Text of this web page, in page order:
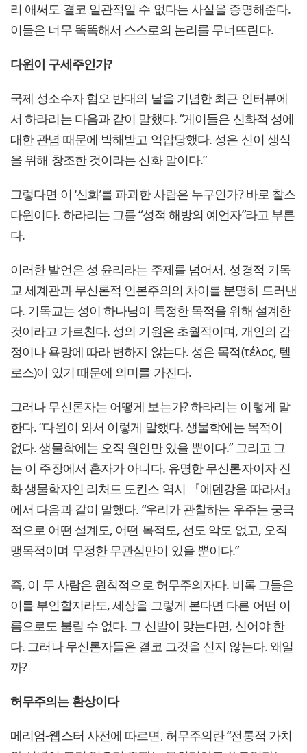
리 애써도 결코 일관적일 수 없다는 사실을 증명해준다.
이들은 너무 똑똑해서 스스로의 논리를 무너뜨린다.
다윈이 구세주인가?
국제 성소수자 혐오 반대의 날을 기념한 최근 인터뷰에
서 하라리는 다음과 같이 말했다. “게이들은 신화적 성에
대한 관념 때문에 박해받고 억압당했다. 성은 신이 생식
을 위해 창조한 것이라는 신화 말이다.”
그렇다면 이 ‘신화’를 파괴한 사람은 누구인가? 바로 찰스
다윈이다. 하라리는 그를 “성적 해방의 예언자”라고 부른
다.
이러한 발언은 성 윤리라는 주제를 넘어서, 성경적 기독
교 세계관과 무신론적 인본주의의 차이를 분명히 드러낸
다. 기독교는 성이 하나님이 특정한 목적을 위해 설계한
것이라고 가르친다. 성의 기원은 초월적이며, 개인의 감
정이나 욕망에 따라 변하지 않는다. 성은 목적(τέλος, 텔
로스)이 있기 때문에 의미를 가진다.
그러나 무신론자는 어떻게 보는가? 하라리는 이렇게 말
한다. “다윈이 와서 이렇게 말했다. 생물학에는 목적이
없다. 생물학에는 오직 원인만 있을 뿐이다.” 그리고 그
는 이 주장에서 혼자가 아니다. 유명한 무신론자이자 진
화 생물학자인 리처드 도킨스 역시 『에덴강을 따라서』
에서 다음과 같이 말했다. “우리가 관찰하는 우주는 궁극
적으로 어떤 설계도, 어떤 목적도, 선도 악도 없고, 오직
맹목적이며 무정한 무관심만이 있을 뿐이다.”
즉, 이 두 사람은 원칙적으로 허무주의자다. 비록 그들은
이를 부인할지라도, 세상을 그렇게 본다면 다른 어떤 이
름으로도 불릴 수 없다. 그 신발이 맞는다면, 신어야 한
다. 그러나 무신론자들은 결코 그것을 신지 않는다. 왜일
까?
허무주의는 환상이다
메리엄-웹스터 사전에 따르면, 허무주의란 “전통적 가치